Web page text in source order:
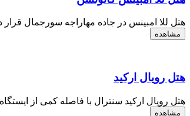
هتل للا امبینس در جاده مهاراجه سورجمال
مشاهده
هتل رویال ارکید
هتل رویال ارکید سنترال با فاصله کمی از
مشاهده